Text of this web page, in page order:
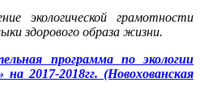
экологической грамотности
здорового образа жизни.
программа по экологии
2017-2018гг. (Новохованская